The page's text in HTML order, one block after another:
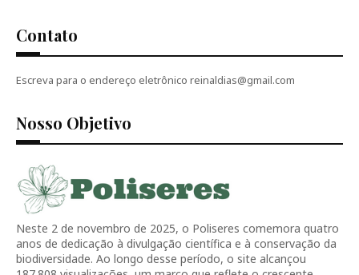
Contato
Escreva para o endereço eletrônico reinaldias@gmail.com
Nosso Objetivo
Neste 2 de novembro de 2025, o Poliseres comemora quatro
anos de dedicação à divulgação científica e à conservação da
biodiversidade. Ao longo desse período, o site alcançou